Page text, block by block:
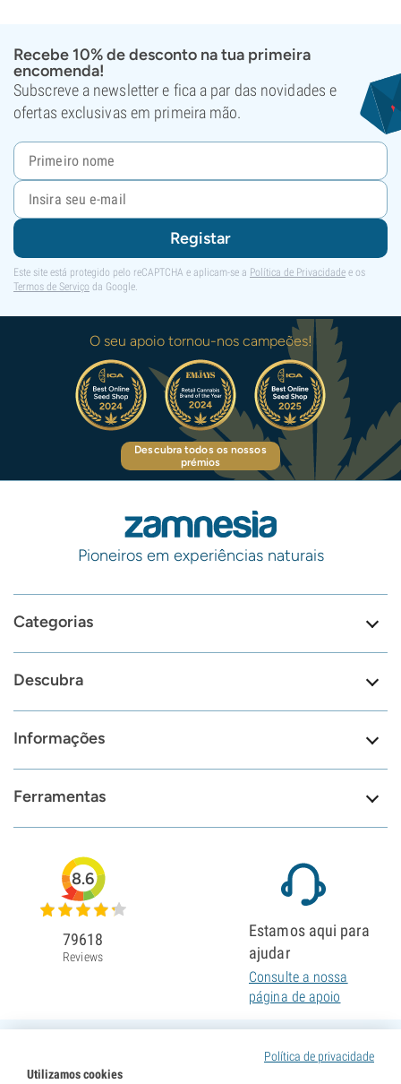
Recebe 10% de desconto na tua primeira
encomenda!
Subscreve a newsletter e fica a par das novidades e
ofertas exclusivas em primeira mão.
Registar
Este site está protegido pelo reCAPTCHA e aplicam-se a Política de Privacidade e os
Termos de Serviço da Google.
O seu apoio tornou-nos campeões!
Descubra todos os nossos
prémios
Pioneiros em experiências naturais
Categorias
Descubra
Informações
Ferramentas
Política de privacidade
Utilizamos cookies
8.6
79618
Reviews
Estamos aqui para
ajudar
Consulte a nossa
página de apoio